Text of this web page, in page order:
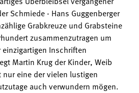
Schmiede - Hans Guggenberger
Grabkreuze und Grabsteine
zusammenzutragen um
Inschriften
Martin Krug der Kinder, Weib
eine der vielen lustigen
auch verwundern mögen.